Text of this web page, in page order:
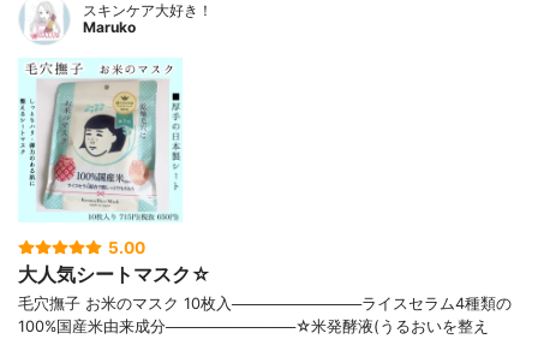
スキンケア大好き！
Maruko
5.00
大人気シートマスク☆
毛穴撫子 お米のマスク 10枚入────────────ライスセラム4種類の
100%国産米由来成分────────────☆米発酵液(うるおいを整え